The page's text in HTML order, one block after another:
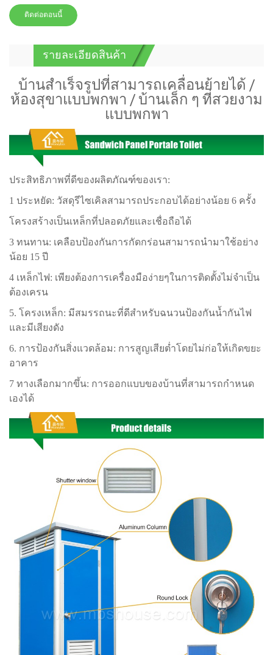
ติดต่อตอนนี้
รายละเอียดสินค้า
บ้านสำเร็จรูปที่สามารถเคลื่อนย้ายได้ /
ห้องสุขาแบบพกพา / บ้านเล็ก ๆ ที่สวยงาม
แบบพกพา
ประสิทธิภาพที่ดีของผลิตภัณฑ์ของเรา:
1 ประหยัด: วัสดุรีไซเคิลสามารถประกอบได้อย่างน้อย 6 ครั้ง
โครงสร้างเป็นเหล็กที่ปลอดภัยและเชื่อถือได้
3 ทนทาน: เคลือบป้องกันการกัดกร่อนสามารถนำมาใช้อย่าง
น้อย 15 ปี
4 เหล็กไฟ: เพียงต้องการเครื่องมือง่ายๆในการติดตั้งไม่จำเป็น
ต้องเครน
5. โครงเหล็ก: มีสมรรถนะที่ดีสำหรับฉนวนป้องกันน้ำกันไฟ
และมีเสียงดัง
6. การป้องกันสิ่งแวดล้อม: การสูญเสียต่ำโดยไม่ก่อให้เกิดขยะ
อาคาร
7 ทางเลือกมากขึ้น: การออกแบบของบ้านที่สามารถกำหนด
เองได้